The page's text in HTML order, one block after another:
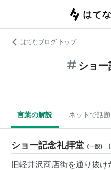
はてなブログ トップ
ショ
言葉の解説 ネットで話題
ショー記念礼拝堂 (一般) 【
旧軽井沢商店街を通り抜